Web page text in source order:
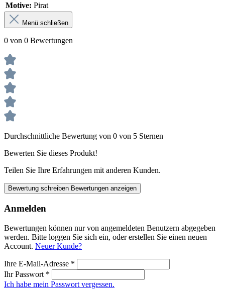
Motive: Pirat
Menü schließen
0 von 0 Bewertungen
Durchschnittliche Bewertung von 0 von 5 Sternen
Bewerten Sie dieses Produkt!
Teilen Sie Ihre Erfahrungen mit anderen Kunden.
Bewertung schreiben Bewertungen anzeigen
Anmelden
Bewertungen können nur von angemeldeten Benutzern abgegeben
werden. Bitte loggen Sie sich ein, oder erstellen Sie einen neuen
Account. Neuer Kunde?
Ihre E-Mail-Adresse *
Ihr Passwort *
Ich habe mein Passwort vergessen.